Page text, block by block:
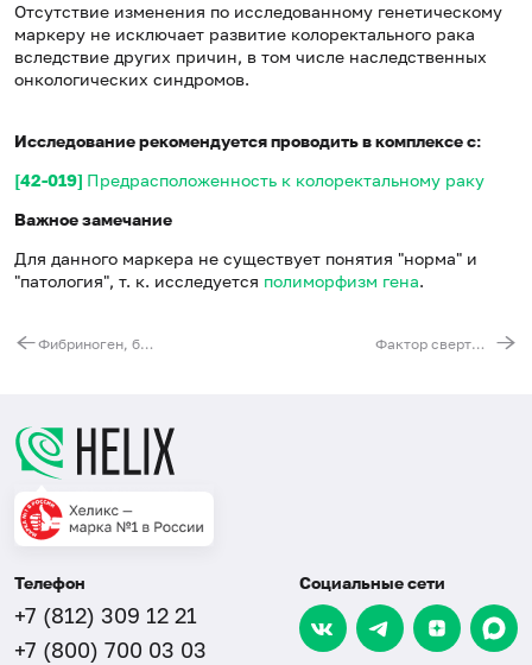
Отсутствие изменения по исследованному генетическому
маркеру не исключает развитие колоректального рака
вследствие других причин, в том числе наследственных
онкологических синдромов.
Исследование рекомендуется проводить в комплексе с:
[42-019] Предрасположенность к колоректальному раку
Важное замечание
Для данного маркера не существует понятия "норма" и
"патология", т. к. исследуется полиморфизм гена.
Фибриноген, бета-полипептид (FGB). Выявление мутации G(-455)A (регуляторная область гена) Фактор свертываемости крови 13, субъединица A1 (F13A1). Выявление мутации G103T (Val34Leu)
Телефон
+7 (812) 309 12 21
+7 (800) 700 03 03
Социальные сети